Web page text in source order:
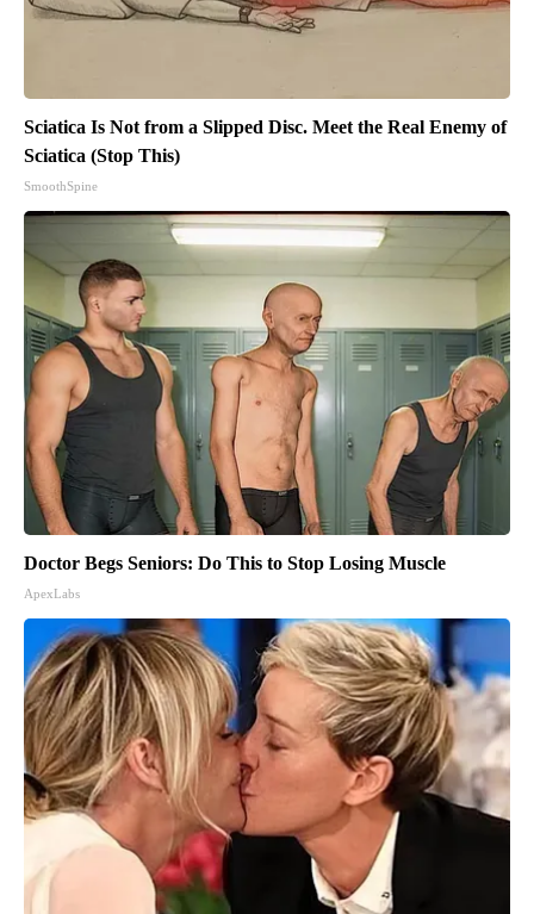
Sciatica Is Not from a Slipped Disc. Meet the Real Enemy of
Sciatica (Stop This)
SmoothSpine
Doctor Begs Seniors: Do This to Stop Losing Muscle
ApexLabs